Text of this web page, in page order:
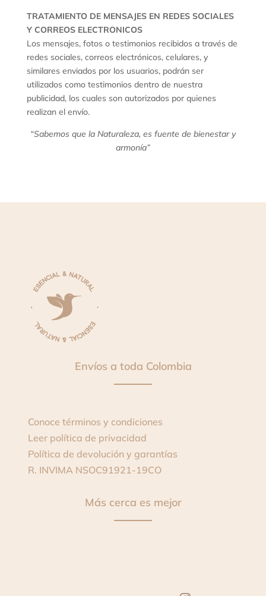
TRATAMIENTO DE MENSAJES EN REDES SOCIALES
Y CORREOS ELECTRONICOS
Los mensajes, fotos o testimonios recibidos a través de
redes sociales, correos electrónicos, celulares, y
similares enviados por los usuarios, podrán ser
utilizados como testimonios dentro de nuestra
publicidad, los cuales son autorizados por quienes
realizan el envío.
“Sabemos que la Naturaleza, es fuente de bienestar y
armonía”
Envíos a toda Colombia
Conoce términos y condiciones
Leer política de privacidad
Política de devolución y garantías
R. INVIMA NSOC91921-19CO
Más cerca es mejor